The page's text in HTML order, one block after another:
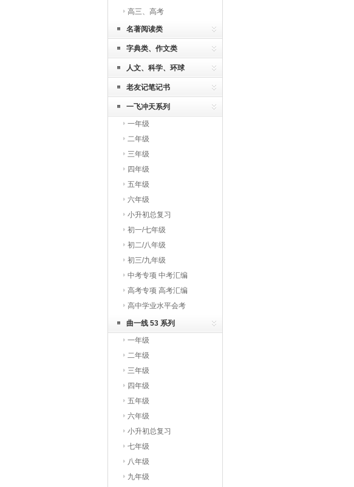
高三、高考
名著阅读类
字典类、作文类
人文、科学、环球
老友记笔记书
一飞冲天系列
一年级
二年级
三年级
四年级
五年级
六年级
小升初总复习
初一/七年级
初二/八年级
初三/九年级
中考专项 中考汇编
高考专项 高考汇编
高中学业水平会考
曲一线 53 系列
一年级
二年级
三年级
四年级
五年级
六年级
小升初总复习
七年级
八年级
九年级